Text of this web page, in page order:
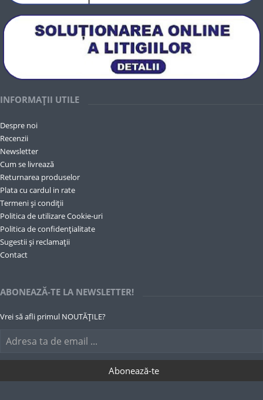
INFORMAȚII UTILE
Despre noi
Recenzii
Newsletter
Cum se livrează
Returnarea produselor
Plata cu cardul in rate
Termeni și condiții
Politica de utilizare Cookie-uri
Politica de confidențialitate
Sugestii și reclamații
Contact
ABONEAZĂ-TE LA NEWSLETTER!
Vrei să afli primul NOUTĂȚILE?